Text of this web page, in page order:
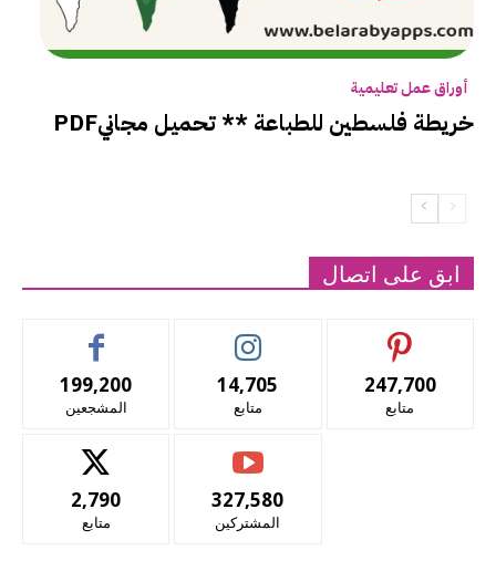
أوراق عمل تعليمية
خريطة فلسطين للطباعة ** تحميل مجانيPDF
ابق على اتصال
199,200
المشجعين
14,705
متابع
247,700
متابع
2,790
متابع
327,580
المشتركين